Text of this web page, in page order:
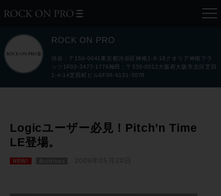
ROCK ON PRO
渋谷：〒150-0041東京都渋谷区神南1-8-18クオリア神南フラ
ッツ1F03-3477-1776梅田：〒530-0012大阪府大阪市北区芝田
1-4-14芝田町ビル6F06-6131-3078
Logicユーザー必見！Pitch’n Time
LE登場。
NEW! 2006年05月20日